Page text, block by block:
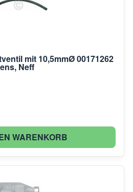
mit 10,5mmØ 00171262
Neff
WARENKORB